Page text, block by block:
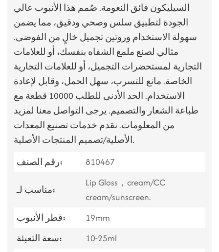
السيليكون فائق النعومة. صُمم هذا الأنبوب عالي
الجودة لتطبيق سلس وصحي ودقيق، مما يضمن
سهولة الاستخدام وروتين تجميل خالٍ من الفوضى.
مثالي لصنع ملمع الشفاه بنفسك، أو للعلامات
التجارية لمستحضرات التجميل، أو للعلامات التجارية
الخاصة. مانع للتسرب، سهل الحمل، وقابل لإعادة
الاستخدام. الحد الأدنى للطلب 10000 قطعة مع
طباعة الشعار والتصميم. يرجى التواصل معنا لمزيد
من المعلومات. نقدم خدمات تصنيع المعدات
الأصلية/تصميم المنتجات الأصلية.
رقم الصنف:
810467
مناسب لـ:
Lip Gloss，cream/CC
cream/sunscreen.
قطر الأنبوب:
19mm
سعة التعبئة:
10-25ml